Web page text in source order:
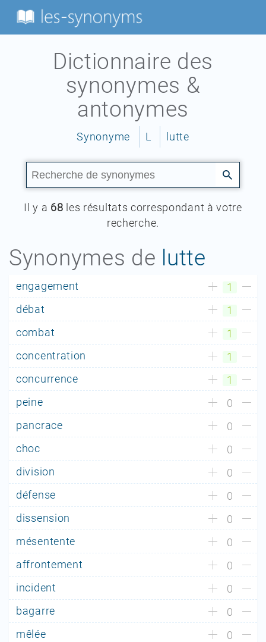
Dictionnaire des
synonymes &
antonymes
Synonyme L lutte
Il y a 68 les résultats correspondant à votre
recherche.
Synonymes de lutte
engagement
1
débat
1
combat
1
concentration
1
concurrence
1
peine
0
pancrace
0
choc
0
division
0
défense
0
dissension
0
mésentente
0
affrontement
0
incident
0
bagarre
0
mêlée
0